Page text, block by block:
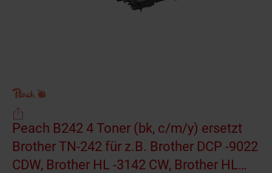
Peach B242 4 Toner (bk, c/m/y) ersetzt
Brother TN-242 für z.B. Brother DCP -9022
CDW, Brother HL -3142 CW, Brother HL